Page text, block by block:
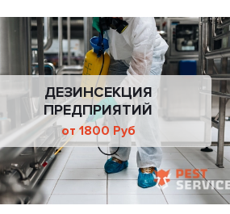
ДЕЗИНСЕКЦИЯ
ПРЕДПРИЯТИЙ
от 1800 Руб